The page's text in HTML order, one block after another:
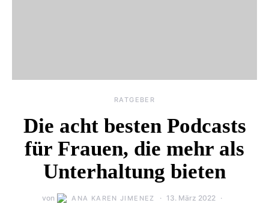
RATGEBER
Die acht besten Podcasts
für Frauen, die mehr als
Unterhaltung bieten
von ANA KAREN JIMENEZ
13. März 2022